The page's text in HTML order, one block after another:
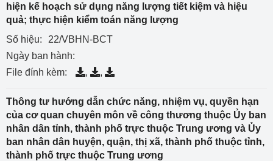
hiện kế hoạch sử dụng năng lượng tiết kiệm và hiệu
quả; thực hiện kiểm toán năng lượng
Số hiệu:
22/VBHN-BCT
Ngày ban hành:
File đính kèm:
, ,
Thông tư hướng dẫn chức năng, nhiệm vụ, quyền hạn
của cơ quan chuyên môn về công thương thuộc Ủy ban
nhân dân tỉnh, thành phố trực thuộc Trung ương và Ủy
ban nhân dân huyện, quận, thị xã, thành phố thuộc tỉnh,
thành phố trực thuộc Trung ương